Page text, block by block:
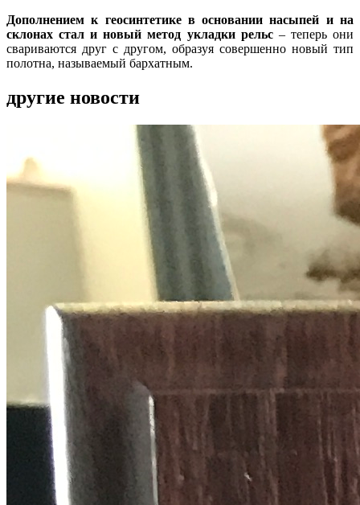
Дополнением к геосинтетике в основании насыпей и на
склонах стал и новый метод укладки рельс– теперь они
свариваются друг с другом, образуя совершенно новый тип
полотна, называемый бархатным.
другие новости